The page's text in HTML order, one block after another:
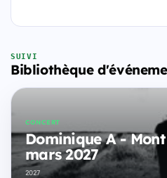
SUIVI
Bibliothèque
CONCERT
Dominique A -
mars 2027
2027